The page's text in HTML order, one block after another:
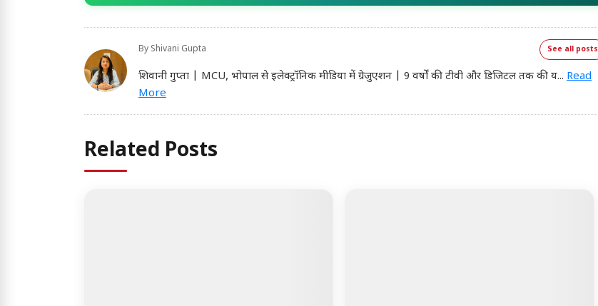
By Shivani Gupta See all posts
शिवानी गुप्ता | MCU, भोपाल से इलेक्ट्रॉनिक मीडिया में ग्रेजुएशन | 9 वर्षों की टीवी और डिजिटल तक की य... Read
More
Related Posts